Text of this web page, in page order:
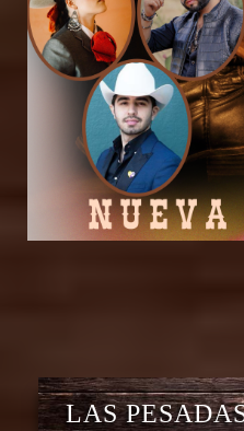
LAS